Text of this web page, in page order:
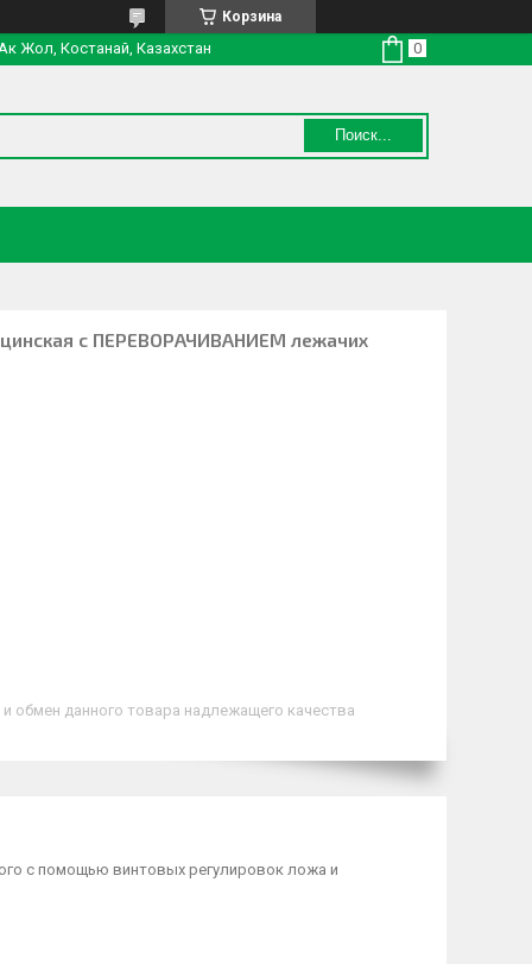
Корзина
Жол, Костанай, Казахстан
Поиск...
с ПЕРЕВОРАЧИВАНИЕМ лежачих
обмен данного товара надлежащего качества
с помощью винтовых регулировок ложа и